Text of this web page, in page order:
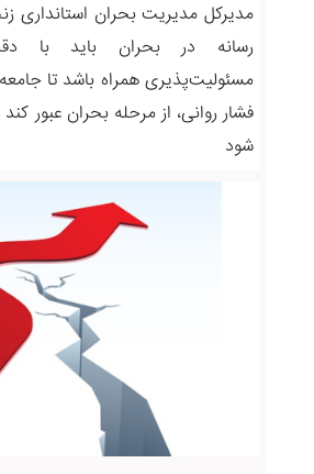
مدیرکل مدیریت بحران استانداری
رسانه در بحران باید با
مسئولیت‌پذیری همراه باشد تا جامعه
فشار روانی، از مرحله بحران عبور
شود